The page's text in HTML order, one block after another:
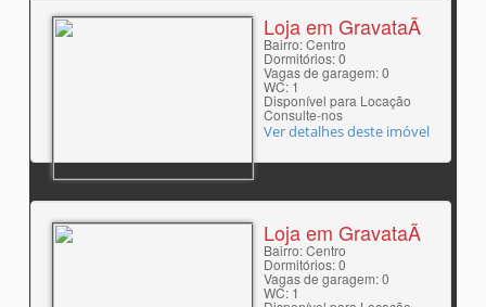
Loja em GravataÃ­
Bairro: Centro
Dormitórios: 0
Vagas de garagem: 0
WC: 1
Disponível para Locação
Consulte-nos
Ver detalhes deste imóvel
Loja em GravataÃ­
Bairro: Centro
Dormitórios: 0
Vagas de garagem: 0
WC: 1